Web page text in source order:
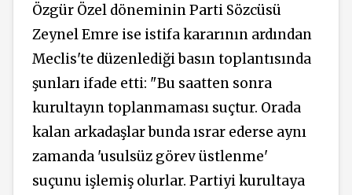
Özgür Özel döneminin Parti Sözcüsü
Zeynel Emre ise istifa kararının ardından
Meclis'te düzenlediği basın toplantısında
şunları ifade etti: "Bu saatten sonra
kurultayın toplanmaması suçtur. Orada
kalan arkadaşlar bunda ısrar ederse aynı
zamanda 'usulsüz görev üstlenme'
suçunu işlemiş olurlar. Partiyikurultaya